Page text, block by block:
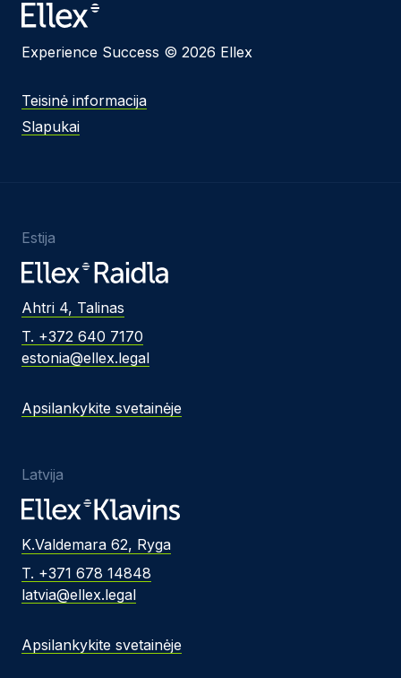
Experience Success © 2026 Ellex
Teisinė informacija
Slapukai
Estija
Ahtri 4, Talinas
T. +372 640 7170
estonia@ellex.legal
Apsilankykite svetainėje
Latvija
K.Valdemara 62, Ryga
T. +371 678 14848
latvia@ellex.legal
Apsilankykite svetainėje